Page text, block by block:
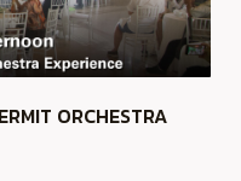
ORCHESTRA